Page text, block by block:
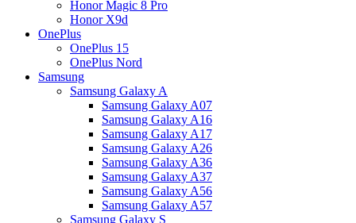
Honor Magic 8 Pro
Honor X9d
OnePlus
OnePlus 15
OnePlus Nord
Samsung
Samsung Galaxy A
Samsung Galaxy A07
Samsung Galaxy A16
Samsung Galaxy A17
Samsung Galaxy A26
Samsung Galaxy A36
Samsung Galaxy A37
Samsung Galaxy A56
Samsung Galaxy A57
Samsung Galaxy S